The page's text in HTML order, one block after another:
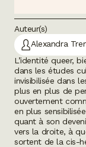
Auteur(s)
Alexandra
L’identité queer,
dans les études
invisibilisée dans
plus en plus de
ouvertement
en plus
quant à son
vers la droite, à
sortent de la cis-